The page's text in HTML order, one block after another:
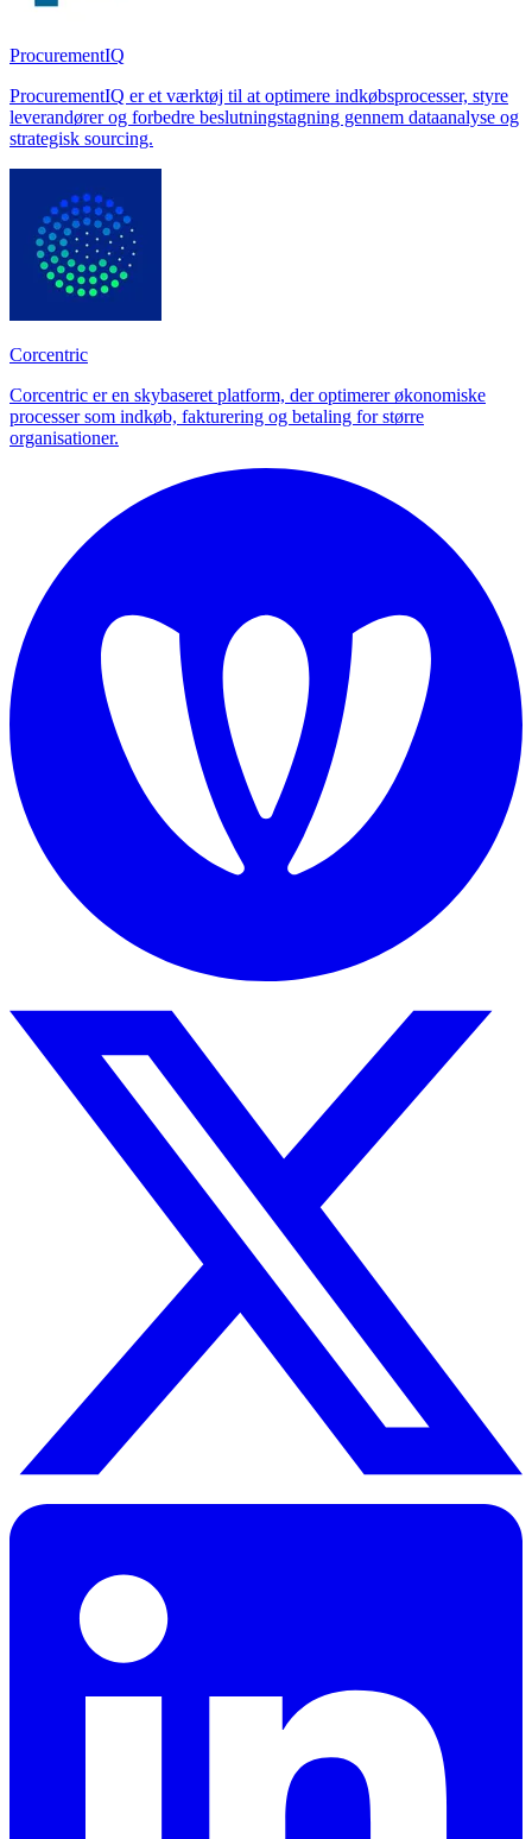
ProcurementIQ
ProcurementIQ er et værktøj til at optimere indkøbsprocesser, styre
leverandører og forbedre beslutningstagning gennem dataanalyse og
strategisk sourcing.
Corcentric
Corcentric er en skybaseret platform, der optimerer økonomiske
processer som indkøb, fakturering og betaling for større
organisationer.